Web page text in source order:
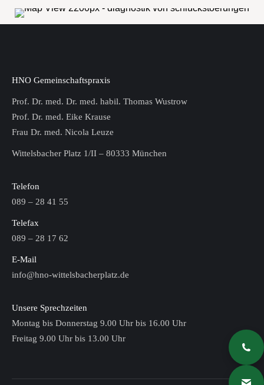
HNO Gemeinschaftspraxis
Prof. Dr. med. Dr. med. habil. Thomas Wustrow
Prof. Dr. med. Eike Krause
Frau Dr. med. Nicola Leuze
Wittelsbacher Platz 1/II – 80333 München
Telefon
089 – 28 41 55
Telefax
089 – 28 17 62
E-Mail
info@hno-wittelsbacherplatz.de
Unsere Sprechzeiten
Montag bis Donnerstag 9.00 Uhr bis 16.00 Uhr
Freitag 9.00 Uhr bis 13.00 Uhr